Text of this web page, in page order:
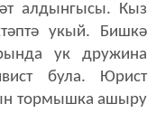
алдынгысы. Кыз
укый. Бишкә
ук дружина
була. Юрист
тормышка ашыру